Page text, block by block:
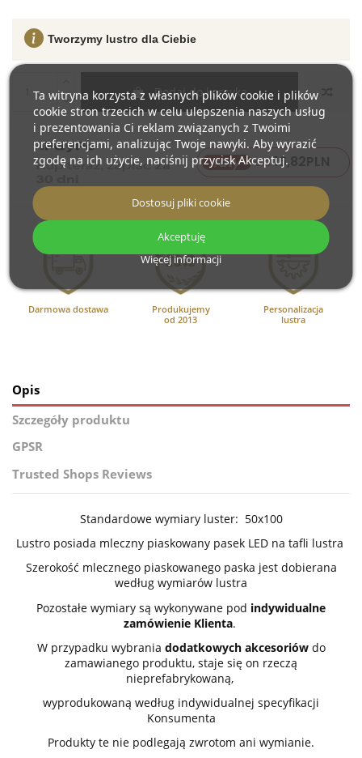
Dodaj do koszyka
Tworzymy lustro dla Ciebie
raty od 16,82
Darmowa dostawa
Produkujemy
od 2013
Personalizacja
lustra
Opis
Szczegóły produktu
GPSR
Trusted Shops Reviews
Standardowe wymiary luster: 50x100
Lustro posiada mleczny piaskowany pasek LED na tafli lustra
Szerokość mlecznego piaskowanego paska jest dobierana
według wymiarów lustra
Pozostałe wymiary są wykonywane pod indywidualne
zamówienie Klienta.
W przypadku wybrania dodatkowych akcesoriówdo
zamawianego produktu, staje się on rzeczą
nieprefabrykowaną,
wyprodukowaną według indywidualnej specyfikacji
Konsumenta
Produkty te nie podlegają zwrotom ani wymianie.
Ta witryna korzysta z własnych plików cookie i plików
cookie stron trzecich w celu ulepszenia naszych usług
i prezentowania Ci reklam związanych z Twoimi
preferencjami, analizując Twoje nawyki. Aby wyrazić
zgodę na ich użycie, naciśnij przycisk Akceptuj.
Więcej informacji
Dostosuj pliki cookie
Akceptuję